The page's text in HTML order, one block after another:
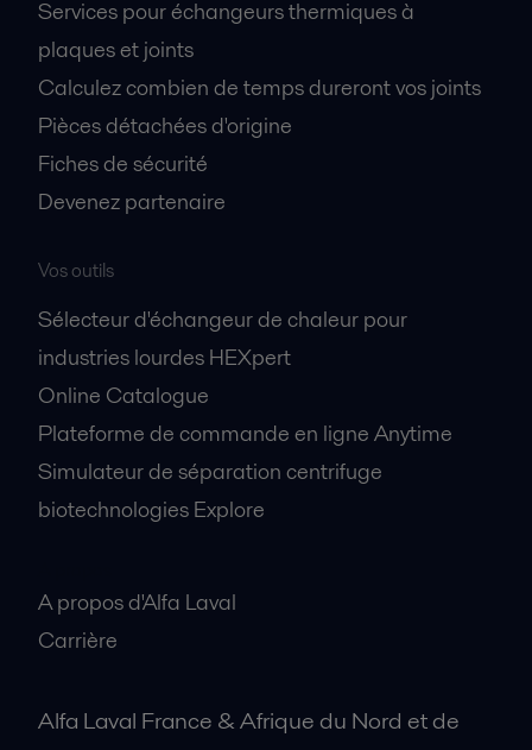
Services pour échangeurs thermiques à
plaques et joints
Calculez combien de temps dureront vos joints
Pièces détachées d'origine
Fiches de sécurité
Devenez partenaire
Vos outils
Sélecteur d'échangeur de chaleur pour
industries lourdes HEXpert
Online Catalogue
Plateforme de commande en ligne Anytime
Simulateur de séparation centrifuge
biotechnologies Explore
A propos d'Alfa Laval
Carrière
Alfa Laval France & Afrique du Nord et de